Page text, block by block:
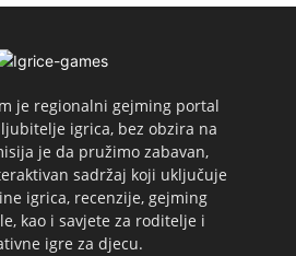
je regionalni gejming portal
igrica, bez obzira na
je da pružimo zabavan,
sadržaj koji uključuje
igrica, recenzije, gejming
kao i savjete za roditelje i
igre za djecu.